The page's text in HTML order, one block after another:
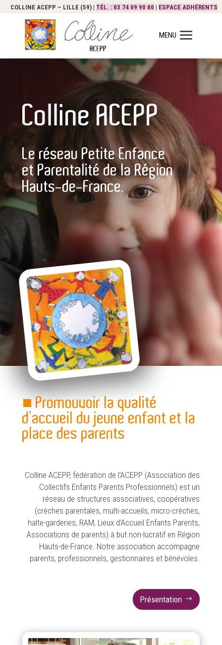
COLLINE ACEPP – LILLE (59) | TÉL. : 03 74 09 90 80 | ESPACE ADHÉRENTS
Colline ACEPP
Le réseau Petite Enfance
et Parentalité de la Région
Hauts-de-France.
■ Promouvoir la qualité
d’accueil du jeune enfant et la
place des parents
Colline ACEPP, fédération de l’ACEPP (Association des
Collectifs Enfants Parents Professionnels) est un
réseau de structures associatives, coopératives
(crèches parentales, multi-accueils, micro-crèches,
halte-garderies, RAM, Lieux d’Accueil Enfants Parents,
Associations de parents) à but non-lucratif en Région
Hauts-de-France. Notre association accompagne
parents, professionnels, gestionnaires et bénévoles.
Présentation